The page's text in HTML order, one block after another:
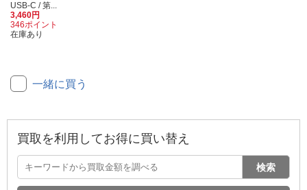
USB-C / 第...
3,460円
346ポイント
在庫あり
一緒に買う
買取を利用してお得に買い替え
検索